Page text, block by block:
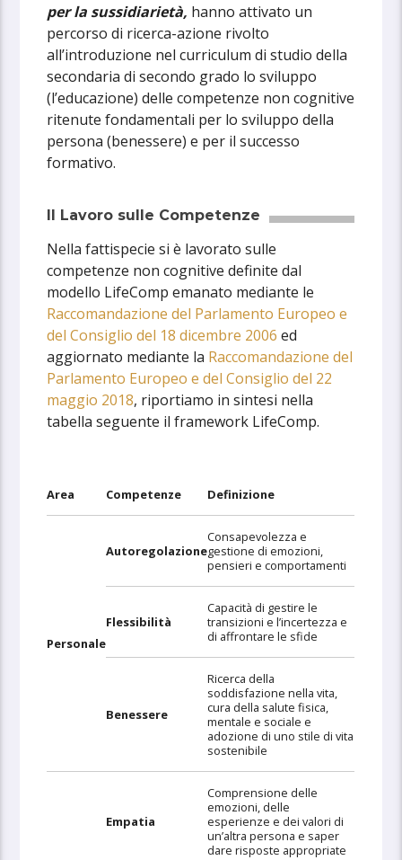
per la sussidiarietà, hanno attivato un
percorso di ricerca-azione rivolto
all’introduzione nel curriculum di studio della
secondaria di secondo grado lo sviluppo
(l’educazione) delle competenze non cognitive
ritenute fondamentali per lo sviluppo della
persona (benessere) e per il successo
formativo.
Il Lavoro sulle Competenze
Nella fattispecie si è lavorato sulle
competenze non cognitive definite dal
modello LifeComp emanato mediante le
Raccomandazione del Parlamento Europeo e
del Consiglio del 18 dicembre 2006 ed
aggiornato mediante la Raccomandazione del
Parlamento Europeo e del Consiglio del 22
maggio 2018, riportiamo in sintesi nella
tabella seguente il framework LifeComp.
Area Competenze Definizione
Personale
Autoregolazione
Consapevolezza e
gestione di emozioni,
pensieri e comportamenti
Flessibilità
Capacità di gestire le
transizioni e l’incertezza e
di affrontare le sfide
Benessere
Ricerca della
soddisfazione nella vita,
cura della salute fisica,
mentale e sociale e
adozione di uno stile di vita
sostenibile
Empatia
Comprensione delle
emozioni, delle
esperienze e dei valori di
un’altra persona e saper
dare risposte appropriate